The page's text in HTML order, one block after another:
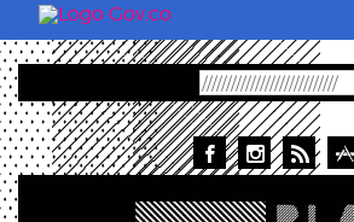
Pasar al contenido principal